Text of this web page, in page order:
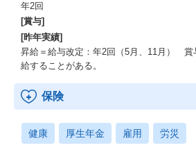
年2回
[賞与]
[昨年実績]
昇給＝給与改定：年2回（5月、11月） 賞
給することがある。
保険
健康 厚生年金 雇用 労災